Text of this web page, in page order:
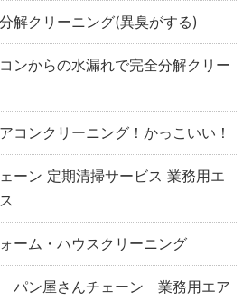
解クリーニング(異臭がする)
ンからの水漏れで完全分解クリー
コンクリーニング！かっこいい！
ーン 定期清掃サービス 業務用エ
ーム・ハウスクリーニング
パン屋さんチェーン 業務用エア